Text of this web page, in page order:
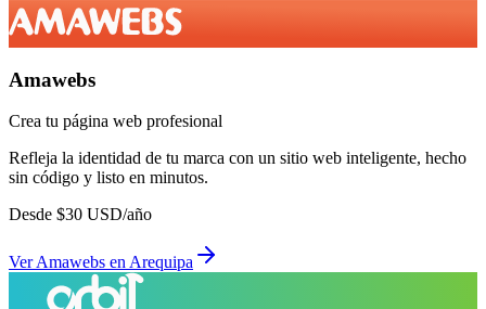
Amawebs
Crea tu página web profesional
Refleja la identidad de tu marca con un sitio web inteligente, hecho
sin código y listo en minutos.
Desde $30 USD/año
VerAmawebs enArequipa